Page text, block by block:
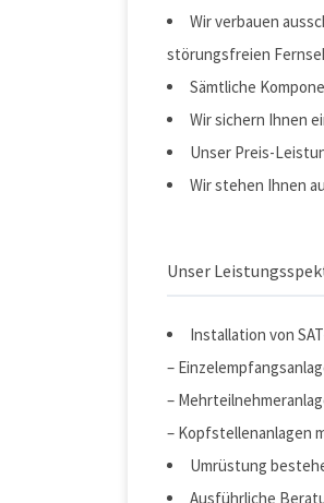
Wir verbauen
störungsfreien
Sämtliche
Wir sichern Ihnen
Unser Preis-
Wir stehen Ihnen
Unser
Installation von
–
–
– Kopfstellenanlagen
Umrüstung
Ausführliche